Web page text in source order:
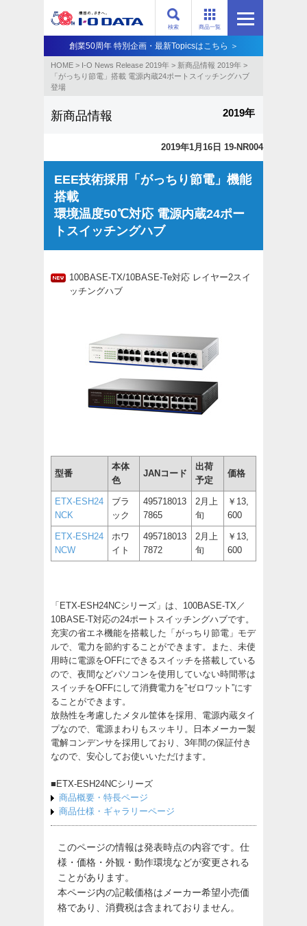
商品一覧
検索
創業50周年 特別企画・最新Topicsはこちら ＞
HOME > I-O News Release 2019年 > 新商品情報 2019年 >
「がっちり節電」搭載 電源内蔵24ポートスイッチングハブ
登場
新商品情報 2019年
2019年1月16日 19-NR004
EEE技術採用「がっちり節電」機能
搭載
環境温度50℃対応 電源内蔵24ポー
トスイッチングハブ
100BASE-TX/10BASE-Te対応 レイヤー2スイ
ッチングハブ
型番
本体
色
JANコード
出荷
予定
価格
ETX-ESH24
NCK
ブラ
ック
495718013
7865
2月上
旬
￥13,
600
ETX-ESH24
NCW
ホワ
イト
495718013
7872
2月上
旬
￥13,
600
「ETX-ESH24NCシリーズ」は、100BASE-TX／
10BASE-T対応の24ポートスイッチングハブです。
充実の省エネ機能を搭載した「がっちり節電」モデ
ルで、電力を節約することができます。また、未使
用時に電源をOFFにできるスイッチを搭載している
ので、夜間などパソコンを使用していない時間帯は
スイッチをOFFにして消費電力を”ゼロワット”にす
ることができます。
放熱性を考慮したメタル筐体を採用、電源内蔵タイ
プなので、電源まわりもスッキリ。日本メーカー製
電解コンデンサを採用しており、3年間の保証付き
なので、安心してお使いいただけます。
■ETX-ESH24NCシリーズ
商品概要・特長ページ
商品仕様・ギャラリーページ
このページの情報は発表時点の内容です。仕
様・価格・外観・動作環境などが変更される
ことがあります。
本ページ内の記載価格はメーカー希望小売価
格であり、消費税は含まれておりません。